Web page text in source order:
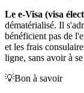
Le e-Visa (visa
dématérialisé. Il
bénéficient pas de
et les frais
ligne, sans avoir à
💡Bon à savoir